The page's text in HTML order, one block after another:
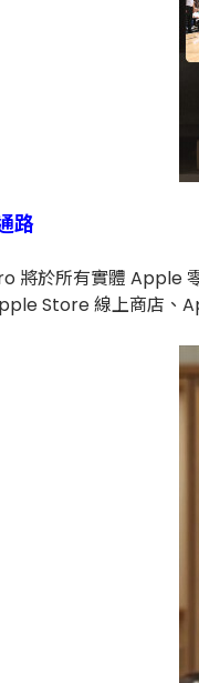
路
將於所有實體 Apple
Store 線上商店、